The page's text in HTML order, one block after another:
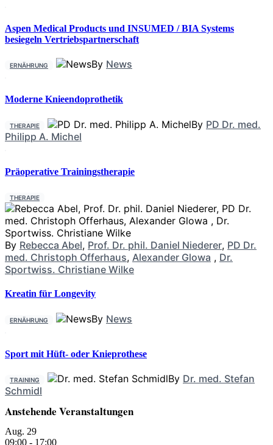
Aspen Medical Products und INSUMED / BIA Systems
besiegeln Vertriebspartnerschaft
ERNÄHRUNG By News
Moderne Knieendoprothetik
THERAPIE By PD Dr. med.
Philipp A. Michel
Präoperative Trainingstherapie
THERAPIE
By Rebecca Abel, Prof. Dr. phil. Daniel Niederer, PD Dr.
med. Christoph Offerhaus, Alexander Glowa , Dr.
Sportwiss. Christiane Wilke
Kreatin für Longevity
ERNÄHRUNG By News
Sport mit Hüft- oder Knieprothese
TRAINING By Dr. med. Stefan
Schmidl
Anstehende Veranstaltungen
Aug. 29
09:00 - 17:00